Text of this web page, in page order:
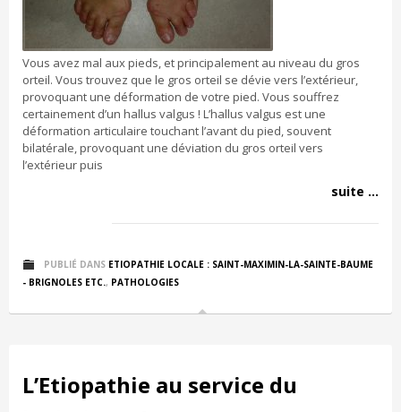
Vous avez mal aux pieds, et principalement au niveau du gros
orteil. Vous trouvez que le gros orteil se dévie vers l’extérieur,
provoquant une déformation de votre pied. Vous souffrez
certainement d’un hallus valgus ! L’hallus valgus est une
déformation articulaire touchant l’avant du pied, souvent
bilatérale, provoquant une déviation du gros orteil vers
l’extérieur puis
suite ...
PUBLIÉ DANS ETIOPATHIE LOCALE : SAINT-MAXIMIN-LA-SAINTE-BAUME
- BRIGNOLES ETC., PATHOLOGIES
L’Etiopathie au service du